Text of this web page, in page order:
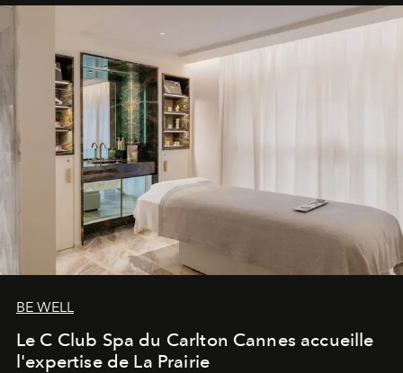
BE WELL
Le C Club Spa du Carlton Cannes accueille
l'expertise de La Prairie